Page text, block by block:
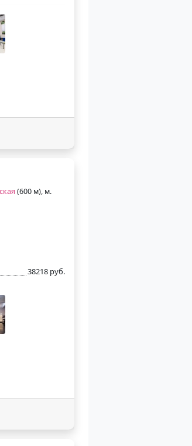
(600 м), м.
38218 руб.